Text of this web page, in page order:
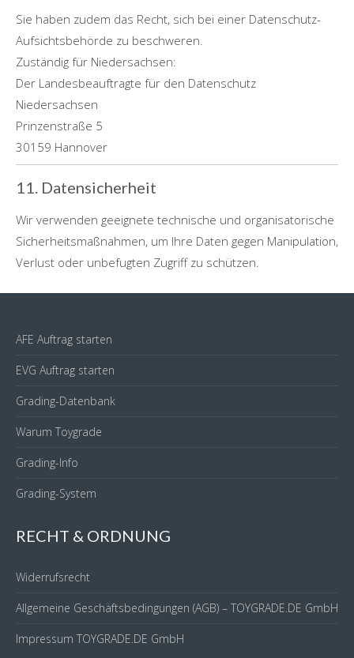
Sie haben zudem das Recht, sich bei einer Datenschutz-
Aufsichtsbehörde zu beschweren.
Zuständig für Niedersachsen:
Der Landesbeauftragte für den Datenschutz
Niedersachsen
Prinzenstraße 5
30159 Hannover
11. Datensicherheit
Wir verwenden geeignete technische und organisatorische
Sicherheitsmaßnahmen, um Ihre Daten gegen Manipulation,
Verlust oder unbefugten Zugriff zu schützen.
AFE Auftrag starten
EVG Auftrag starten
Grading-Datenbank
Warum Toygrade
Grading-Info
Grading-System
RECHT & ORDNUNG
Widerrufsrecht
Allgemeine Geschäftsbedingungen (AGB) – TOYGRADE.DE GmbH
Impressum TOYGRADE.DE GmbH